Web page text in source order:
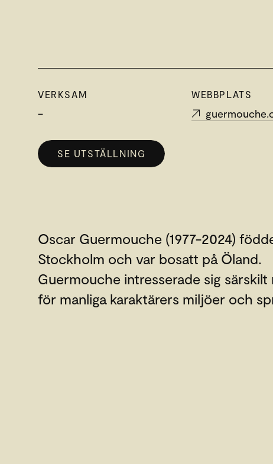
VERKSAM
–
WEBBPLATS
SE UTSTÄLLNING
Oscar Guermouche (1977-2024)
Stockholm och var bosatt på Öland.
Guermouche intresserade sig särskilt
för manliga karaktärers miljöer och